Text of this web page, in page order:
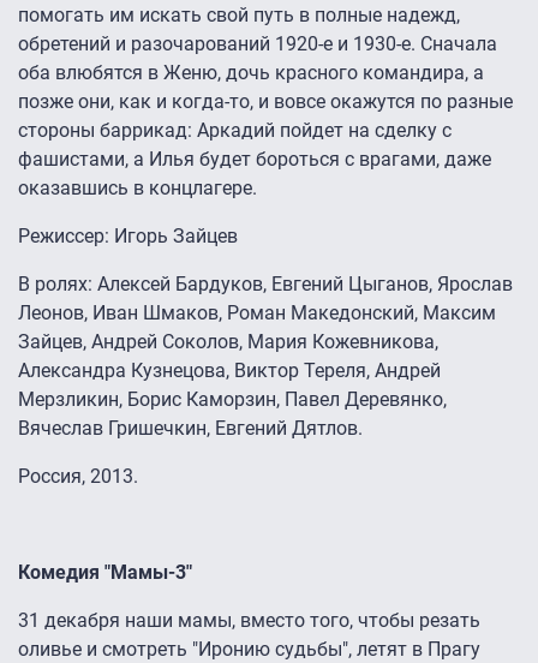
помогать им искать свой путь в полные надежд,
обретений и разочарований 1920-е и 1930-е. Сначала
оба влюбятся в Женю, дочь красного командира, а
позже они, как и когда-то, и вовсе окажутся по разные
стороны баррикад: Аркадий пойдет на сделку с
фашистами, а Илья будет бороться с врагами, даже
оказавшись в концлагере.
Режиссер: Игорь Зайцев
В ролях: Алексей Бардуков, Евгений Цыганов, Ярослав
Леонов, Иван Шмаков, Роман Македонский, Максим
Зайцев, Андрей Соколов, Мария Кожевникова,
Александра Кузнецова, Виктор Тереля, Андрей
Мерзликин, Борис Каморзин, Павел Деревянко,
Вячеслав Гришечкин, Евгений Дятлов.
Россия, 2013.
Комедия "Мамы-3"
31 декабря наши мамы, вместо того, чтобы резать
оливье и смотреть "Иронию судьбы", летят в Прагу